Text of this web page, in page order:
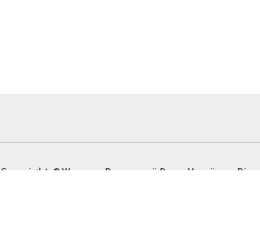
Copyright ©Журнал Верховної Ради України «Віче»